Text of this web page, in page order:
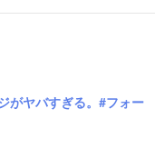
がヤバすぎる。#フォー